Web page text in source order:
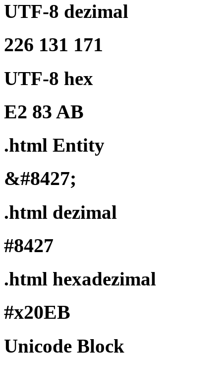
UTF-8 dezimal
226 131 171
UTF-8 hex
E2 83 AB
.html Entity
&#8427;
.html dezimal
#8427
.html hexadezimal
#x20EB
Unicode Block